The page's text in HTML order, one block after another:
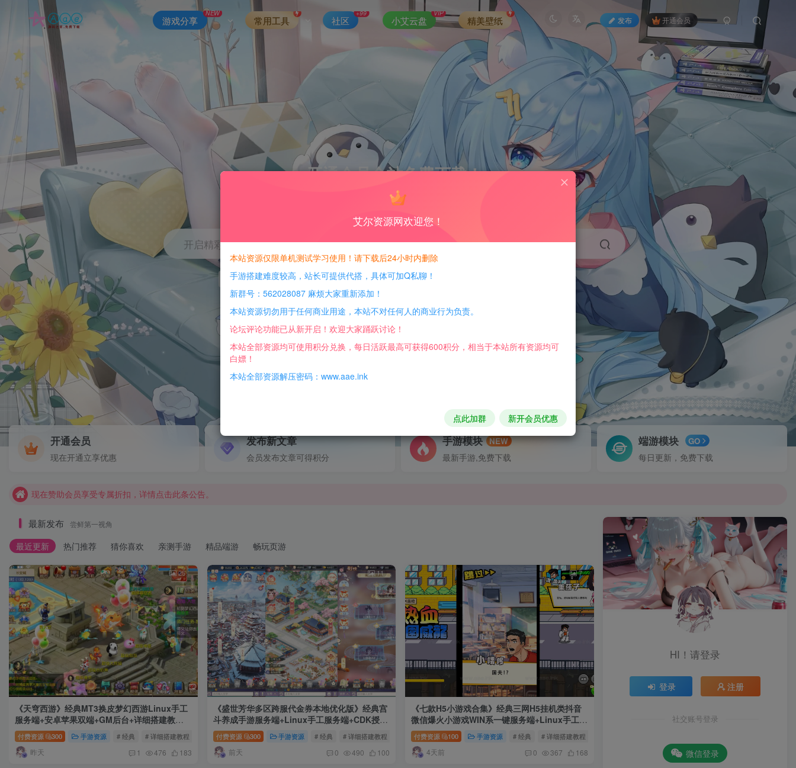
发布 开通会员
游戏分享
NEW
常用工具 社区
+99
小艾云盘
VIP
精美壁纸
开通会员全站免费下载！
需要游戏代搭请联系站长！
开启精彩搜索
九州 阿拉德 原神 传奇 幽冥 梦幻 斗罗 一键安装
开通会员
现在开通立享优惠
发布新文章
会员发布文章可得积分
手游模块 NEW
最新手游,免费下载
端游模块 GO
每日更新，免费下载
请勿相信任何评论区广告！以免上当受骗！
本网站的文章部分内容可能来源于网络，仅供大家学习与参考，如有侵权，请联系站长QQ466107887进行删除处理。
本站评论功能已从新开启！欢迎大家踊跃讨论！（用户每日活跃可得积分数量增加至600，加速获得更多免费资源！）
本站资源大多存储在云盘，如发现链接失效，请联系我们我们会第一时间更新。
现在赞助会员享受专属折扣，详情点击此条公告。
最新发布 尝鲜第一视角
最近更新 热门推荐 猜你喜欢 亲测手游 精品端游 畅玩页游
25
《天穹西游》经典MT3换皮梦幻西游Linux手工
服务端+安卓苹果双端+GM后台+详细搭建教程
+全套源码
付费资源 300 手游资源 # 经典 # 详细搭建教程 # Linux手工服务端
昨天 1 476 183
11
《盛世芳华多区跨服代金券本地优化版》经典宫
斗养成手游服务端+Linux手工服务端+CDK授权
后台+安卓+详细搭建教程
付费资源 300 手游资源 # 经典 # 详细搭建教程 # Linux手工服务端
前天 0 490 100
7
《七款H5小游戏合集》经典三网H5挂机类抖音
微信爆火小游戏WIN系一键服务端+Linux手工服
务端+详细搭建教程
付费资源 100 手游资源 # 经典 # 详细搭建教程
4天前 0 367 168
HI！请登录
登录 注册
社交账号登录
微信登录
艾尔资源网欢迎您！
本站资源仅限单机测试学习使用！请下载后24小时内删除
手游搭建难度较高，站长可提供代搭，具体可加Q私聊！
新群号：562028087 麻烦大家重新添加！
本站资源切勿用于任何商业用途，本站不对任何人的商业行为负责。
论坛评论功能已从新开启！欢迎大家踊跃讨论！
本站全部资源均可使用积分兑换，每日活跃最高可获得600积分，相当于本站所有资源均可
白嫖！
本站全部资源解压密码：www.aae.ink
点此加群 新开会员优惠